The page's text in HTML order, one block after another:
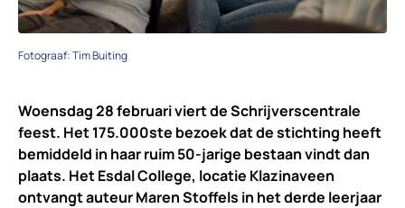
Fotograaf: Tim Buiting
Woensdag 28 februari viert de Schrijverscentrale
feest. Het 175.000ste bezoek dat de stichting heeft
bemiddeld in haar ruim 50-jarige bestaan vindt dan
plaats. Het Esdal College, locatie Klazinaveen
ontvangt auteur Maren Stoffels in het derde leerjaar